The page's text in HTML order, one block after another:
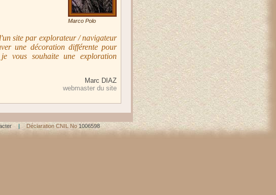
Marco Polo
site par explorateur / navigateur
une décoration différente pour
vous souhaite une exploration
Marc DIAZ
webmaster du site
| Déclaration CNIL No 1006598